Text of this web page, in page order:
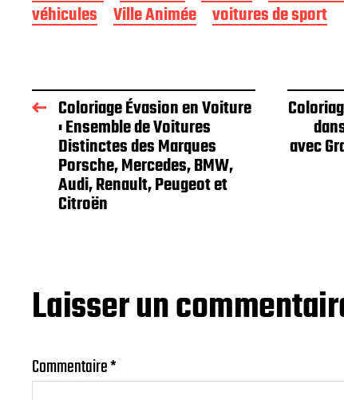
véhicules
Ville Animée voitures de sport
Coloriage Évasion en Voiture
: Ensemble de Voitures
Distinctes des Marques
Porsche, Mercedes, BMW,
Audi, Renault, Peugeot et
Citroën
avec
Laisser un
Commentaire*